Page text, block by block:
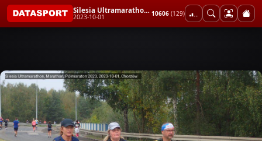
Silesia Ultramarathon, Marathon, Półmaraton 2023
2023-10-01 10606 (129)